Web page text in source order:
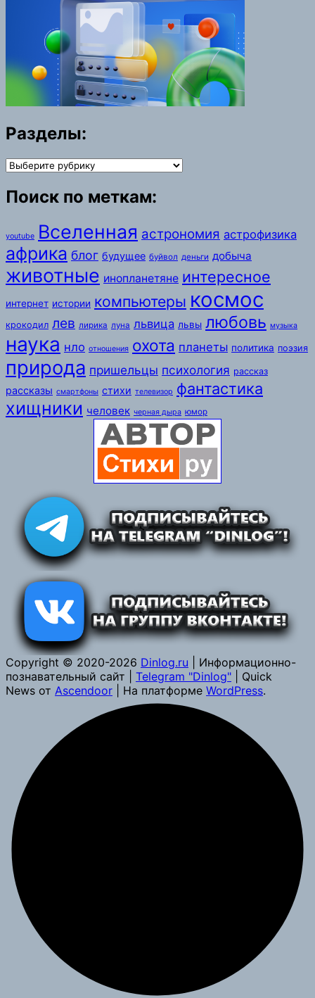
Разделы:
Разделы:
Поиск по меткам:
youtube Вселенная астрономия астрофизика
африка блог будущее буйвол деньги добыча
животные инопланетяне интересное
интернет истории компьютеры космос
крокодил лев лирика луна львица львы любовь музыка
наука нло отношения охота планеты политика поэзия
природа пришельцы психология рассказ
рассказы смартфоны стихи телевизор фантастика
хищники человек черная дыра юмор
Copyright © 2020-2026 Dinlog.ru | Информационно-
познавательный сайт | Telegram "Dinlog" | Quick
News от Ascendoor | На платформе WordPress.